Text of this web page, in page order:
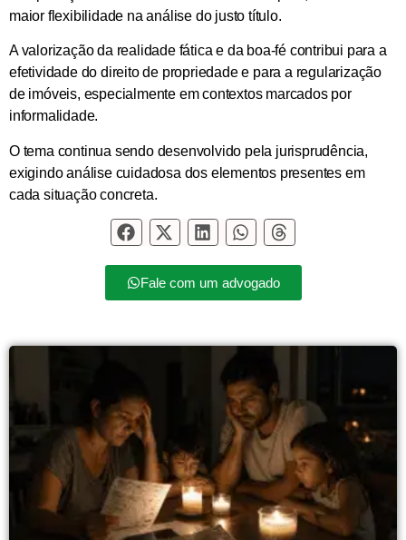
maior flexibilidade na análise do justo título.
A valorização da realidade fática e da boa-fé contribui para a
efetividade do direito de propriedade e para a regularização
de imóveis, especialmente em contextos marcados por
informalidade.
O tema continua sendo desenvolvido pela jurisprudência,
exigindo análise cuidadosa dos elementos presentes em
cada situação concreta.
Fale com um advogado